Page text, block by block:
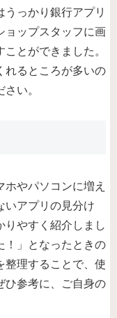
うっかり銀行アプリ
ョップスタッフに画
とができました。
れるところが多いの
い。
やパソコンに増え
いアプリの見分け
りやすく紹介しまし
！」となったときの
整理することで、使
ひ参考に、ご自身の